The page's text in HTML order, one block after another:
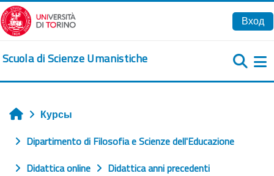
Перейти к основному содержанию
Вход
Scuola di Scienze Umanistiche
Главная
Курсы
Dipartimento di Filosofia e Scienze dell'Educazione
Didattica online
Didattica anni precedenti